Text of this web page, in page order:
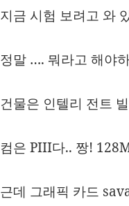
지금 시험 보려고 와
정말 …. 뭐라고 해야
건물은 인텔리 전트
컴은 PIII다.. 짱!
근데 그래픽 카드